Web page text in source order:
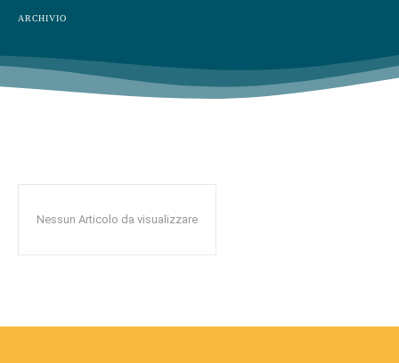
ARCHIVIO
Nessun Articolo da visualizzare